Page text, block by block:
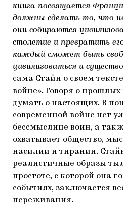
книга посвящается
должны сделать то, что
они собираются
столетие и превратить
каждый сможет быть
цивилизоваться и
сама Стайн о своем
войне». Говоря о прошлых
думать о настоящих. В
современной войне нет
бессмыслице воин, а
охватывает общество,
насилии и тирании.
реалистичные образы
простоте, с которой она
событиях, заключается
переживания.